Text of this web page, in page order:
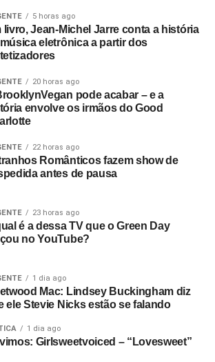
5 horas ago
livro, Jean-Michel Jarre conta a história
eletrônica a partir dos
20 horas ago
pode acabar – e a
envolve os irmãos do Good
22 horas ago
Românticos fazem show de
antes de pausa
23 horas ago
é a dessa TV que o Green Day
no YouTube?
1 dia ago
Mac: Lindsey Buckingham diz
ele Stevie Nicks estão se falando
1 dia ago
Girlsweetvoiced – “Lovesweet”